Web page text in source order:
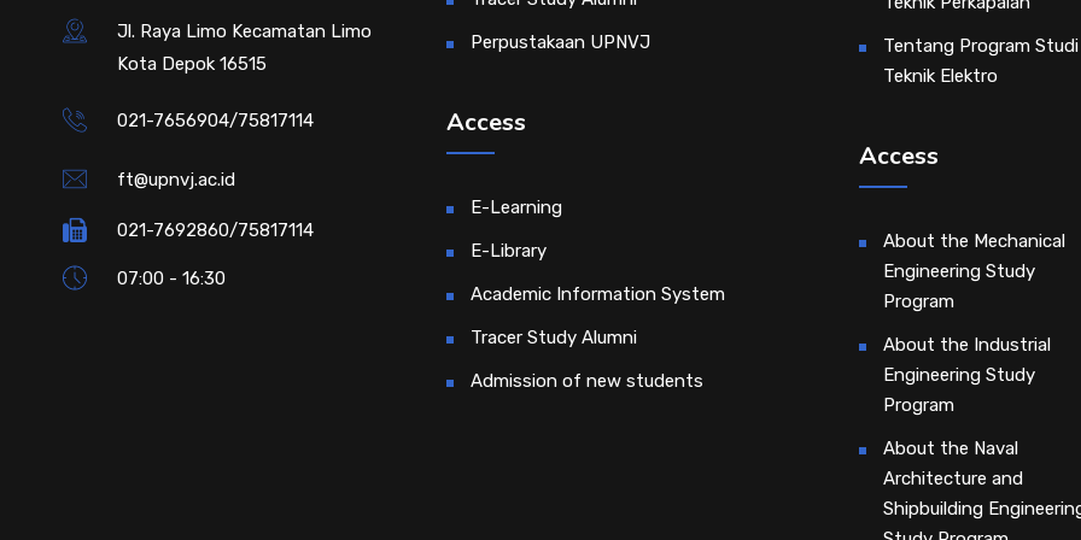
Jl. Raya Limo Kecamatan Limo
Kota Depok 16515
021-7656904/75817114
ft@upnvj.ac.id
021-7692860/75817114
07:00 - 16:30
Perpustakaan UPNVJ
Access
E-Learning
E-Library
Academic Information System
Tracer Study Alumni
Admission of new students
Tentang Program Studi
Teknik Elektro
Access
About the Mechanical
Engineering Study
Program
About the Industrial
Engineering Study
Program
About the Naval
Architecture and
Shipbuilding